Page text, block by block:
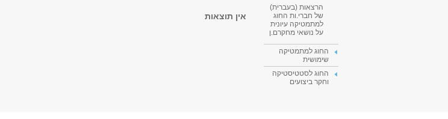
הרצאות (בעברית)
של חברי.ות החוג
למתמטיקה עיונית
על נושאי מחקרם.ן
החוג למתמטיקה
שימושית
החוג לסטטיסטיקה
וחקר ביצועים
אין תוצאות